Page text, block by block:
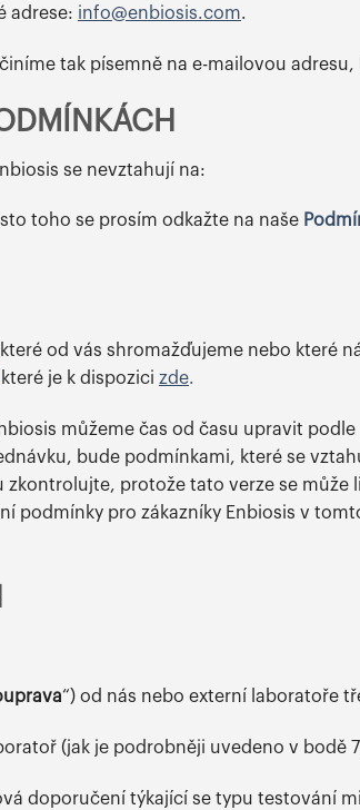
adrese: info@enbiosis.com.
tak písemně na e-mailovou
se nevztahují na:
toho se prosím odkažte na naše
od vás shromažďujeme nebo které
je k dispozici zde.
můžeme čas od času upravit
bude podmínkami, které se
protože tato verze se může
podmínky pro zákazníky Enbiosis v
“) od nás nebo externí laboratoře
(jak je podrobněji uvedeno v bodě
doporučení týkající se typu testování